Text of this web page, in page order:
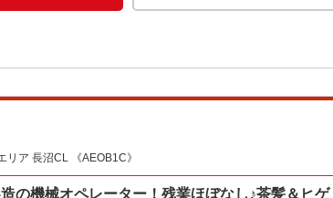
ア 長沼CL 《AEOB1C》
の機械オペレーター！残業ほぼなし♪茶髪＆ヒゲ